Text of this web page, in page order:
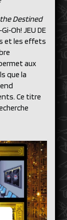
Destined
JEU DE
et les effets
aux
que la
Ce titre